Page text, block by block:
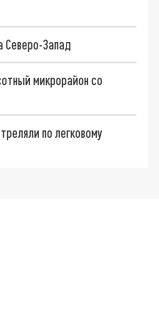
Северо-Запад
микрорайон со
по легковому